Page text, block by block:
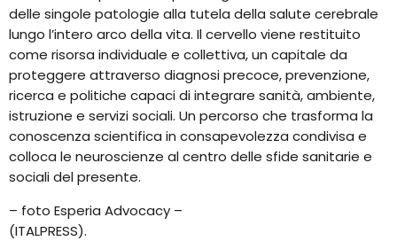
delle singole patologie alla tutela della salute cerebrale
lungo l’intero arco della vita. Il cervello viene restituito
come risorsa individuale e collettiva, un capitale da
proteggere attraverso diagnosi precoce, prevenzione,
ricerca e politiche capaci di integrare sanità, ambiente,
istruzione e servizi sociali. Un percorso che trasforma la
conoscenza scientifica in consapevolezza condivisa e
colloca le neuroscienze al centro delle sfide sanitarie e
sociali del presente.
– foto Esperia Advocacy –
(ITALPRESS).